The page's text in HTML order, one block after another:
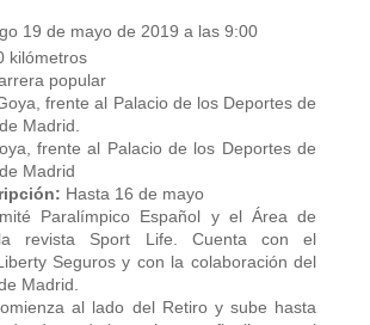
19 de mayo de 2019 a las 9:00
kilómetros
popular
frente al Palacio de los Deportes de
Madrid.
frente al Palacio de los Deportes de
Madrid
Hasta 16 de mayo
Paralímpico Español y el Área de
revista Sport Life. Cuenta con el
Seguros y con la colaboración del
Madrid.
al lado del Retiro y sube hasta